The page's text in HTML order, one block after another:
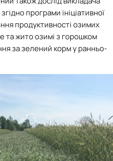
згідно програми ініціативної
продуктивності озимих
та жито озимі з горошком
за зелений корм у ранньо-